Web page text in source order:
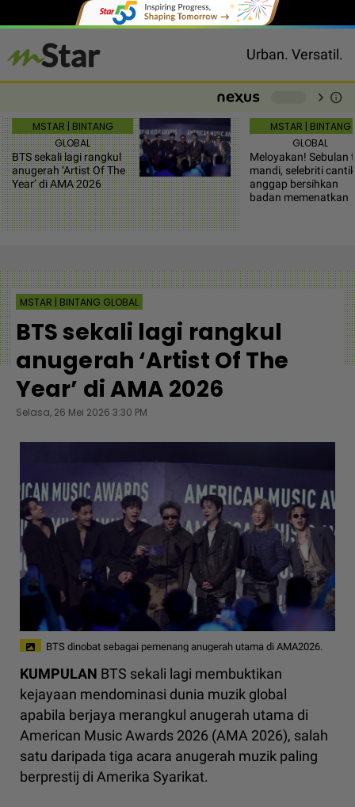
Urban. Versatil.
chevron_right info
MSTAR | BINTANG
GLOBAL
BTS sekali lagi rangkul
anugerah ‘Artist Of The
Year’ di AMA 2026
MSTAR | BINTANG
GLOBAL
Meloyakan! Sebulan
mandi, selebriti
anggap bersihkan
badan memenatkan
MSTAR | BINTANG GLOBAL
BTS sekali lagi rangkul
anugerah ‘Artist Of The
Year’ di AMA 2026
Selasa, 26 Mei 2026 3:30 PM
BTS dinobat sebagai pemenang anugerah utama di AMA2026.
KUMPULAN BTS sekali lagi membuktikan
kejayaan mendominasi dunia muzik global
apabila berjaya merangkul anugerah utama di
American Music Awards 2026 (AMA 2026), salah
satu daripada tiga acara anugerah muzik paling
berprestij di Amerika Syarikat.